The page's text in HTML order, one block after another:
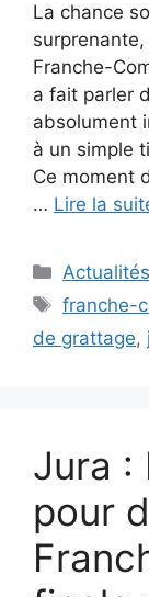
La chance
Franche-
a fait parler
absolument
à un simple
Ce moment
… Lire la
franche-
de grattage,
Jura :
pour